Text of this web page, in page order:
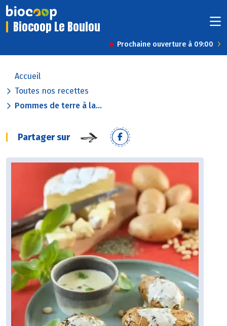
Biocoop Le Boulou
Prochaine ouverture à 09:00
Accueil
Toutes nos recettes
Pommes de terre à la...
Partager sur